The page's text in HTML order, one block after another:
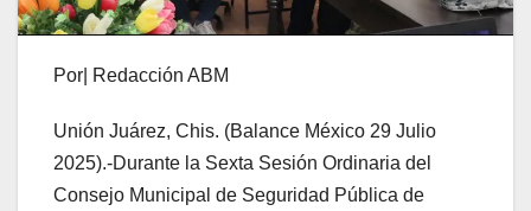
Por| Redacción ABM
Unión Juárez, Chis. (Balance México 29 Julio
2025).-Durante la Sexta Sesión Ordinaria del
Consejo Municipal de Seguridad Pública de